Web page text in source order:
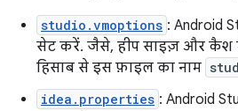
studio.vmoptions : Android
सेट करें. जैसे, हीप साइज़ और कैश
हिसाब से इस फ़ाइल का नाम
idea.properties : Android